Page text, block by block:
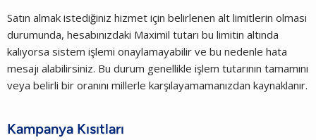
Satın almak istediğiniz hizmet için belirlenen alt limitlerin olması
durumunda, hesabınızdaki Maximil tutarı bu limitin altında
kalıyorsa sistem işlemi onaylamayabilir ve bu nedenle hata
mesajı alabilirsiniz. Bu durum genellikle işlem tutarının tamamını
veya belirli bir oranını millerle karşılayamamanızdan kaynaklanır.
Kampanya Kısıtları